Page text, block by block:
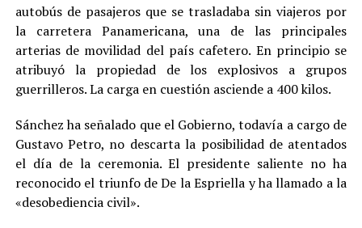
autobús de pasajeros que se trasladaba sin viajeros por
la carretera Panamericana, una de las principales
arterias de movilidad del país cafetero. En principio se
atribuyó la propiedad de los explosivos a grupos
guerrilleros. La carga en cuestión asciende a 400 kilos.
Sánchez ha señalado que el Gobierno, todavía a cargo de
Gustavo Petro, no descarta la posibilidad de atentados
el día de la ceremonia. El presidente saliente no ha
reconocido el triunfo de De la Espriella y ha llamado a la
«desobediencia civil».